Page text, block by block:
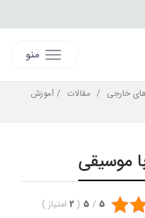
منو
خارجی / مقالات / آموزش
موسیقی
5
/
5
(
2 امتیاز)